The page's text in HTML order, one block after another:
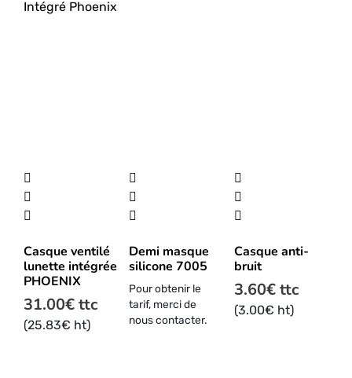
Ce
produit
a
variations.
Les
options
peuvent
être
Casque ventilé
lunette intégrée
PHOENIX
31.00€ttc
(25.83€ ht)
Demi masque
silicone 7005
Pour obtenir le
tarif, merci de
nous contacter.
Casque anti-
bruit
3.60€ttc
(3.00€ ht)